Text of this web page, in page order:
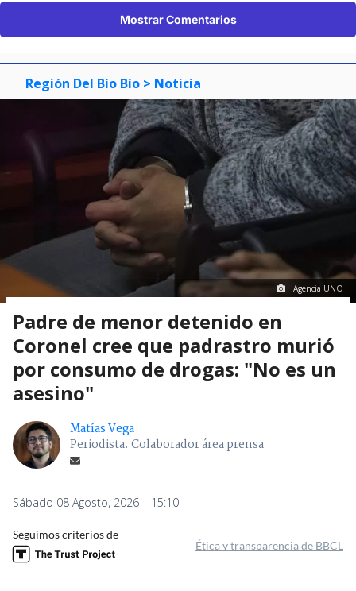
Mostrar Comentarios
Región Del Bío Bío > Noticia
Agencia UNO
Padre de menor detenido en
Coronel cree que padrastro murió
por consumo de drogas: "No es un
asesino"
Matías Vega
Periodista. Colaborador área prensa
Sábado 08 Agosto, 2026 | 15:10
Seguimos criterios de
Ética y transparencia de BBCL